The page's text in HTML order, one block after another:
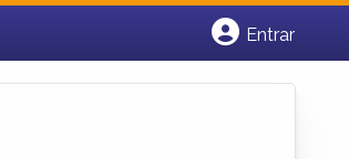
Entrar